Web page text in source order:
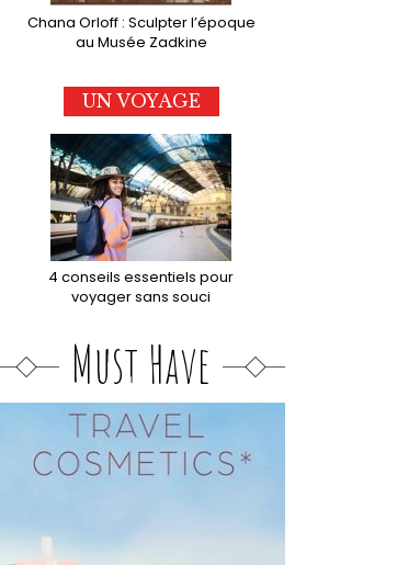
Chana Orloff : Sculpter l’époque
au Musée Zadkine
UN VOYAGE
4 conseils essentiels pour
voyager sans souci
Must Have